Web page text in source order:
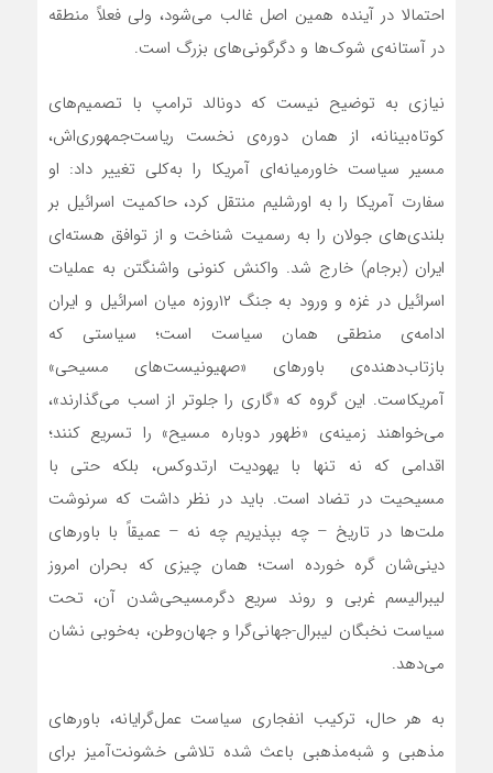
احتمالا در آینده همین اصل غالب می‌شود، ولی فعلاً منطقه
در آستانه‌ی شوک‌ها و دگرگونی‌های بزرگ است.
نیازی به توضیح نیست که دونالد ترامپ با تصمیم‌های
کوتاه‌بینانه، از همان دوره‌ی نخست ریاست‌جمهوری‌اش،
مسیر سیاست خاورمیانه‌ای آمریکا را به‌کلی تغییر داد: او
سفارت آمریکا را به اورشلیم منتقل کرد، حاکمیت اسرائیل بر
بلندی‌های جولان را به رسمیت شناخت و از توافق هسته‌ای
ایران (برجام) خارج شد. واکنش کنونی واشنگتن به عملیات
اسرائیل در غزه و ورود به جنگ ۱۲روزه میان اسرائیل و ایران
ادامه‌ی منطقی همان سیاست است؛ سیاستی که
بازتاب‌دهنده‌ی باورهای «صهیونیست‌های مسیحی»
آمریکاست. این گروه که «گاری را جلوتر از اسب می‌گذارند»،
می‌خواهند زمینه‌ی «ظهور دوباره مسیح» را تسریع کنند؛
اقدامی که نه تنها با یهودیت ارتدوکس، بلکه حتی با
مسیحیت در تضاد است. باید در نظر داشت که سرنوشت
ملت‌ها در تاریخ – چه بپذیریم چه نه – عمیقاً با باورهای
دینی‌شان گره خورده است؛ همان چیزی که بحران امروز
لیبرالیسم غربی و روند سریع دگرمسیحی‌شدن آن، تحت
سیاست نخبگان لیبرال-جهانی‌گرا و جهان‌وطن، به‌خوبی نشان
می‌دهد.
به هر حال، ترکیب انفجاری سیاست عمل‌گرایانه، باورهای
مذهبی و شبه‌مذهبی باعث شده تلاشی خشونت‌آمیز برای